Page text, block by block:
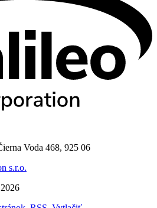
Voda 468, 925 06
s.r.o.